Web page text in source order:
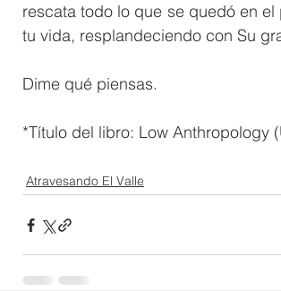
rescata todo lo que se quedó en
tu vida, resplandeciendo con Su
Dime qué piensas.
*Título del libro: Low Anthropology
Atravesando El Valle